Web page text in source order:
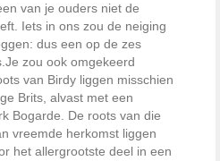
van je ouders niet de
Iets in ons zou de neiging
dus een op de zes
Je zou ook omgekeerd
van Birdy liggen misschien
Brits, alvast met een
Bogarde. De roots van die
vreemde herkomst liggen
het allergrootste deel in een